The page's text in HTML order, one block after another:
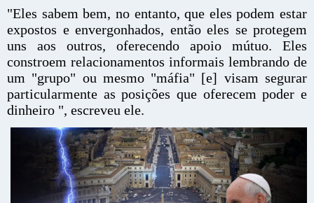
"Eles sabem bem, no entanto, que eles podem estar
expostos e envergonhados, então eles se protegem
uns aos outros, oferecendo apoio mútuo. Eles
constroem relacionamentos informais lembrando de
um "grupo" ou mesmo "máfia" [e] visam segurar
particularmente as posições que oferecem poder e
dinheiro ", escreveu ele.